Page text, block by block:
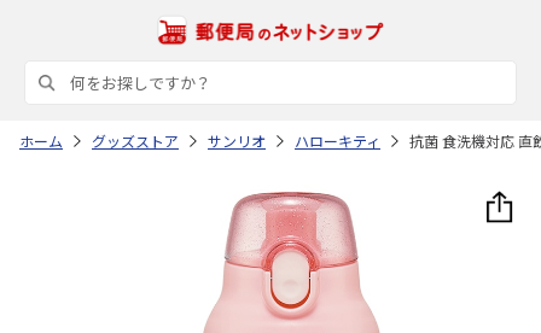
ホーム グッズストア サンリオ ハローキティ 抗菌 食洗機対応 直